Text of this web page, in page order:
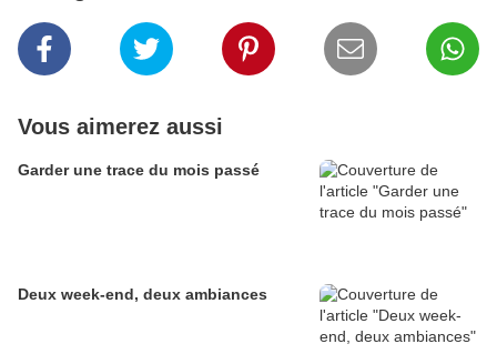
Vous aimerez aussi
Garder une trace du mois passé
Deux week-end, deux ambiances